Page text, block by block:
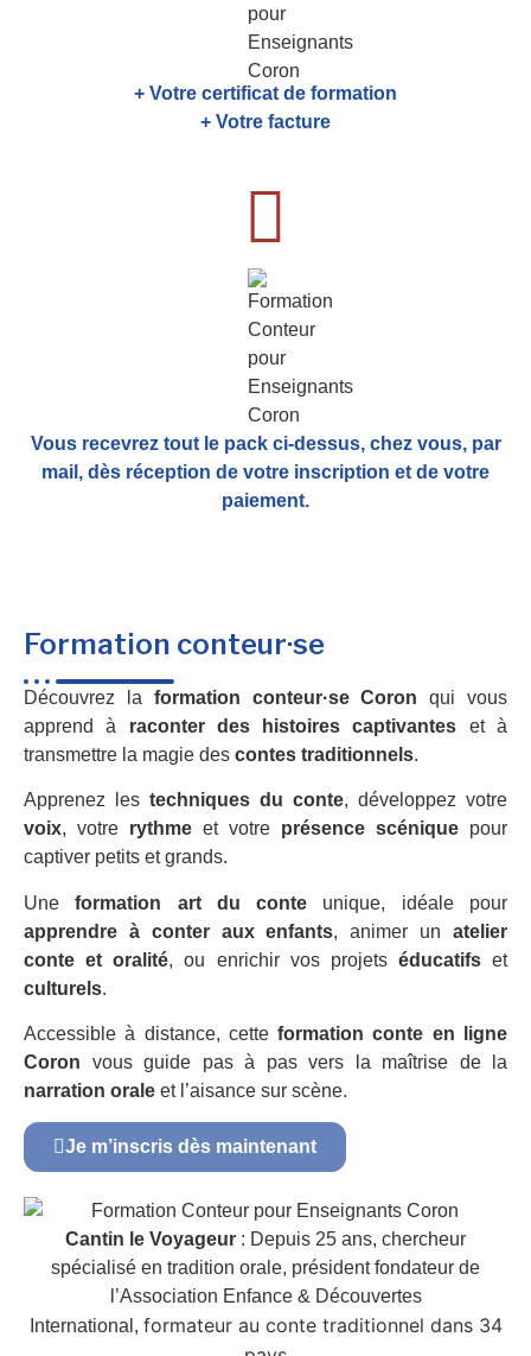
+ Votre certificat de formation
+ Votre facture
Vous recevrez tout le pack ci-dessus, chez vous, par
mail, dès réception de votre inscription et de votre
paiement.
Formation conteur·se
Découvrez la formation conteur·se Coron qui vous
apprend à raconter des histoires captivantes et à
transmettre la magie des contes traditionnels.
Apprenez les techniques du conte, développez votre
voix, votre rythme et votre présence scénique pour
captiver petits et grands.
Uneformation art du conte unique, idéale pour
apprendre à conter aux enfants, animer unatelier
conte et oralité, ou enrichir vos projets éducatifset
culturels.
Accessible à distance, cetteformation conte en ligne
Coron vous guide pas à pas vers la maîtrise de la
narration orale et l’aisance sur scène.
Je m’inscris dès maintenant
Cantin le Voyageur : Depuis 25 ans, chercheur
spécialisé en tradition orale, président fondateur de
l’Association Enfance & Découvertes
International, formateur au conte traditionnel dans 34